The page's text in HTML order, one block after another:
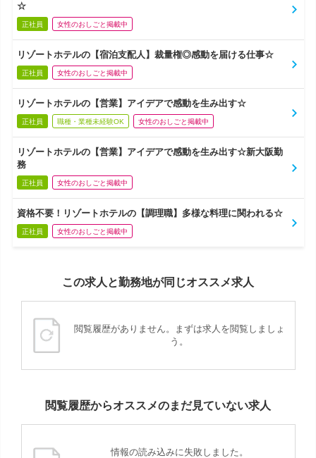
☆
正社員 女性のおしごと掲載中
リゾートホテルの【宿泊支配人】裁量権◎感動を届ける仕事☆
正社員 女性のおしごと掲載中
リゾートホテルの【営業】アイデアで感動を生み出す☆
正社員 職種・業種未経験OK 女性のおしごと掲載中
リゾートホテルの【営業】アイデアで感動を生み出す☆新大阪勤
務
正社員 女性のおしごと掲載中
資格不要！リゾートホテルの【調理職】多様な料理に関われる☆
正社員 女性のおしごと掲載中
この求人と勤務地が同じオススメ求人
閲覧履歴がありません。まずは求人を閲覧しましょ
う。
閲覧履歴からオススメのまだ見ていない求人
情報の読み込みに失敗しました。